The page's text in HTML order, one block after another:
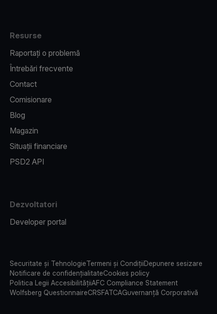
Resurse
Raportați o problemă
Întrebări frecvente
Contact
Comisionare
Blog
Magazin
Situații financiare
PSD2 API
Dezvoltatori
Developer portal
Securitate și TehnologieTermeni și CondițiiDepunere sesizare
Notificare de confidențialitateCookies policy
Politica Legii AccesibilitățiiAFC Compliance Statement
Wolfsberg QuestionnaireCRSFATCAGuvernanță Corporativă